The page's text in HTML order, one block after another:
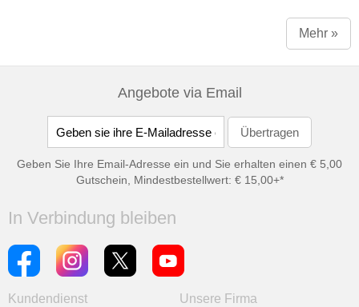
Mehr »
Angebote via Email
Geben Sie Ihre Email-Adresse ein und Sie erhalten einen € 5,00
Gutschein, Mindestbestellwert: € 15,00+*
In Verbindung bleiben
Kundendienst
Unsere Firma